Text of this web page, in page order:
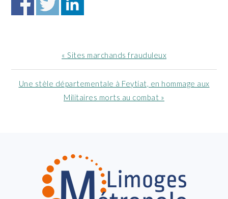
Article
précédent
:
« Sites marchands frauduleux
Article
Une stèle départementale à Feytiat, en hommage aux
Militaires morts au combat »